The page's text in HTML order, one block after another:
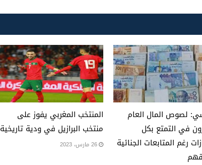
لصوص المال العام
في التمتع بكل
رغم المتابعات الجنائية
المنتخب المغربي يفوز على
منتخب البرازيل في ودية تاريخية
26 مارس، 2023